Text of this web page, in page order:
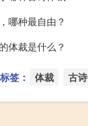
哪种最自由？
体裁是什么？
签： 体裁 古诗